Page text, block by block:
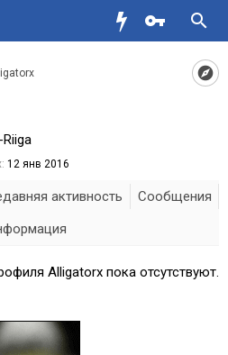
12 янв 2016
активность
Сообщения
Alligatorx пока отсутствуют.